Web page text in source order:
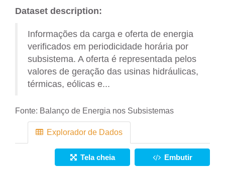
Dataset description:
Informações da carga e oferta de energia
verificados em periodicidade horária por
subsistema. A oferta é representada pelos
valores de geração das usinas hidráulicas,
térmicas, eólicas e...
Fonte: Balanço de Energia nos Subsistemas
Explorador de Dados
Tela cheia Embutir